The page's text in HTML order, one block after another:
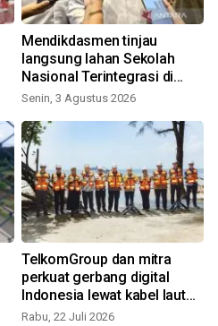
Mendikdasmen tinjau
langsung lahan Sekolah
Nasional Terintegrasi di
Jepara
Senin, 3 Agustus 2026
TelkomGroup dan mitra
perkuat gerbang digital
Indonesia lewat kabel laut
NCC
Rabu, 22 Juli 2026